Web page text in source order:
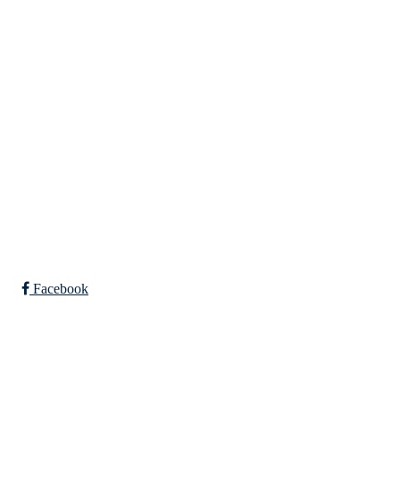
Facebook